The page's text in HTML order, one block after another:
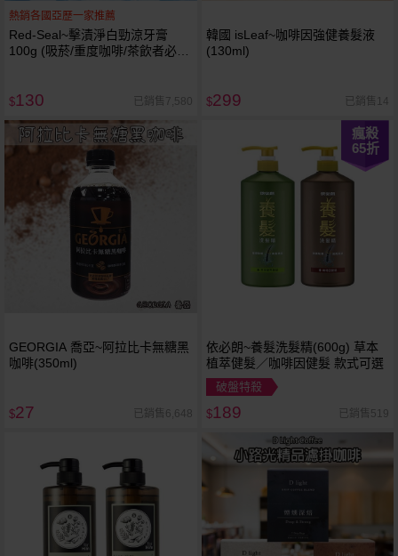
熱銷各國亞歷一家推薦
Red-Seal~擊漬淨白勁涼牙膏
100g (吸菸/重度咖啡/茶飲者必
$130 已銷售7,580
韓國 isLeaf~咖啡因強健養髮液
(130ml)
$299 已銷售14
GEORGIA 喬亞~阿拉比卡無糖黑
咖啡(350ml)
$27 已銷售6,648
瘋殺
65折
依必朗~養髮洗髮精(600g) 草本
植萃健髮／咖啡因健髮 款式可選
破盤特殺
$189 已銷售519